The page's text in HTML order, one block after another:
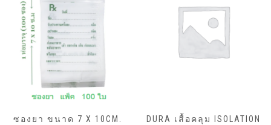
ซองยา ขนาด 7 X 10CM.
DURA เสื้อคลุม ISOLATION